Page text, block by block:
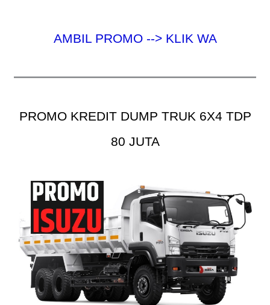
AMBIL PROMO --> KLIK WA
PROMO KREDIT DUMP TRUK 6X4 TDP
80 JUTA